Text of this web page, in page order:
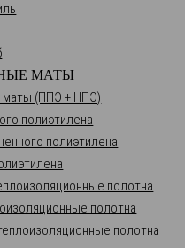
МАТЫ
маты (ППЭ + НПЭ)
полиэтилена
полиэтилена
полотна
полотна
полотна